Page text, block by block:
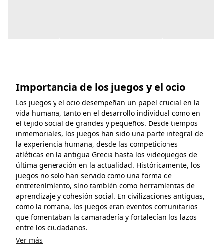
Importancia de los juegos y el ocio
Los juegos y el ocio desempeñan un papel crucial en la
vida humana, tanto en el desarrollo individual como en
el tejido social de grandes y pequeños. Desde tiempos
inmemoriales, los juegos han sido una parte integral de
la experiencia humana, desde las competiciones
atléticas en la antigua Grecia hasta los videojuegos de
última generación en la actualidad. Históricamente, los
juegos no solo han servido como una forma de
entretenimiento, sino también como herramientas de
aprendizaje y cohesión social. En civilizaciones antiguas,
como la romana, los juegos eran eventos comunitarios
que fomentaban la camaradería y fortalecían los lazos
entre los ciudadanos.
Ver más